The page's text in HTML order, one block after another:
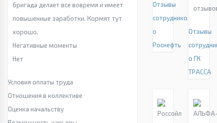
бригада делает все вовремя и имеет
повышенные заработки. Кормят тут
хорошо.
Негативные моменты
Нет
Условия оплаты труда
Отношения в коллективе
Оценка начальству
Отзывы
сотрудников
о
Роснефть
Отзывы
о ГК
ТРАССА